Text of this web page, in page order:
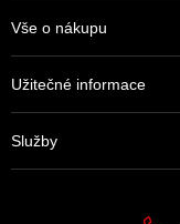
JT Sprockets je leader
moderní továrnu plnou
materiály, jaké se
Vše o nákupu
Užitečné informace
Služby